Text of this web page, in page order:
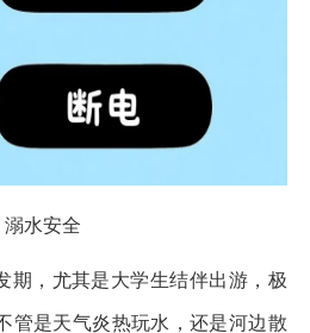
溺水安全
，尤其是大学生结伴出游，极
管是天气炎热玩水，还是河边散